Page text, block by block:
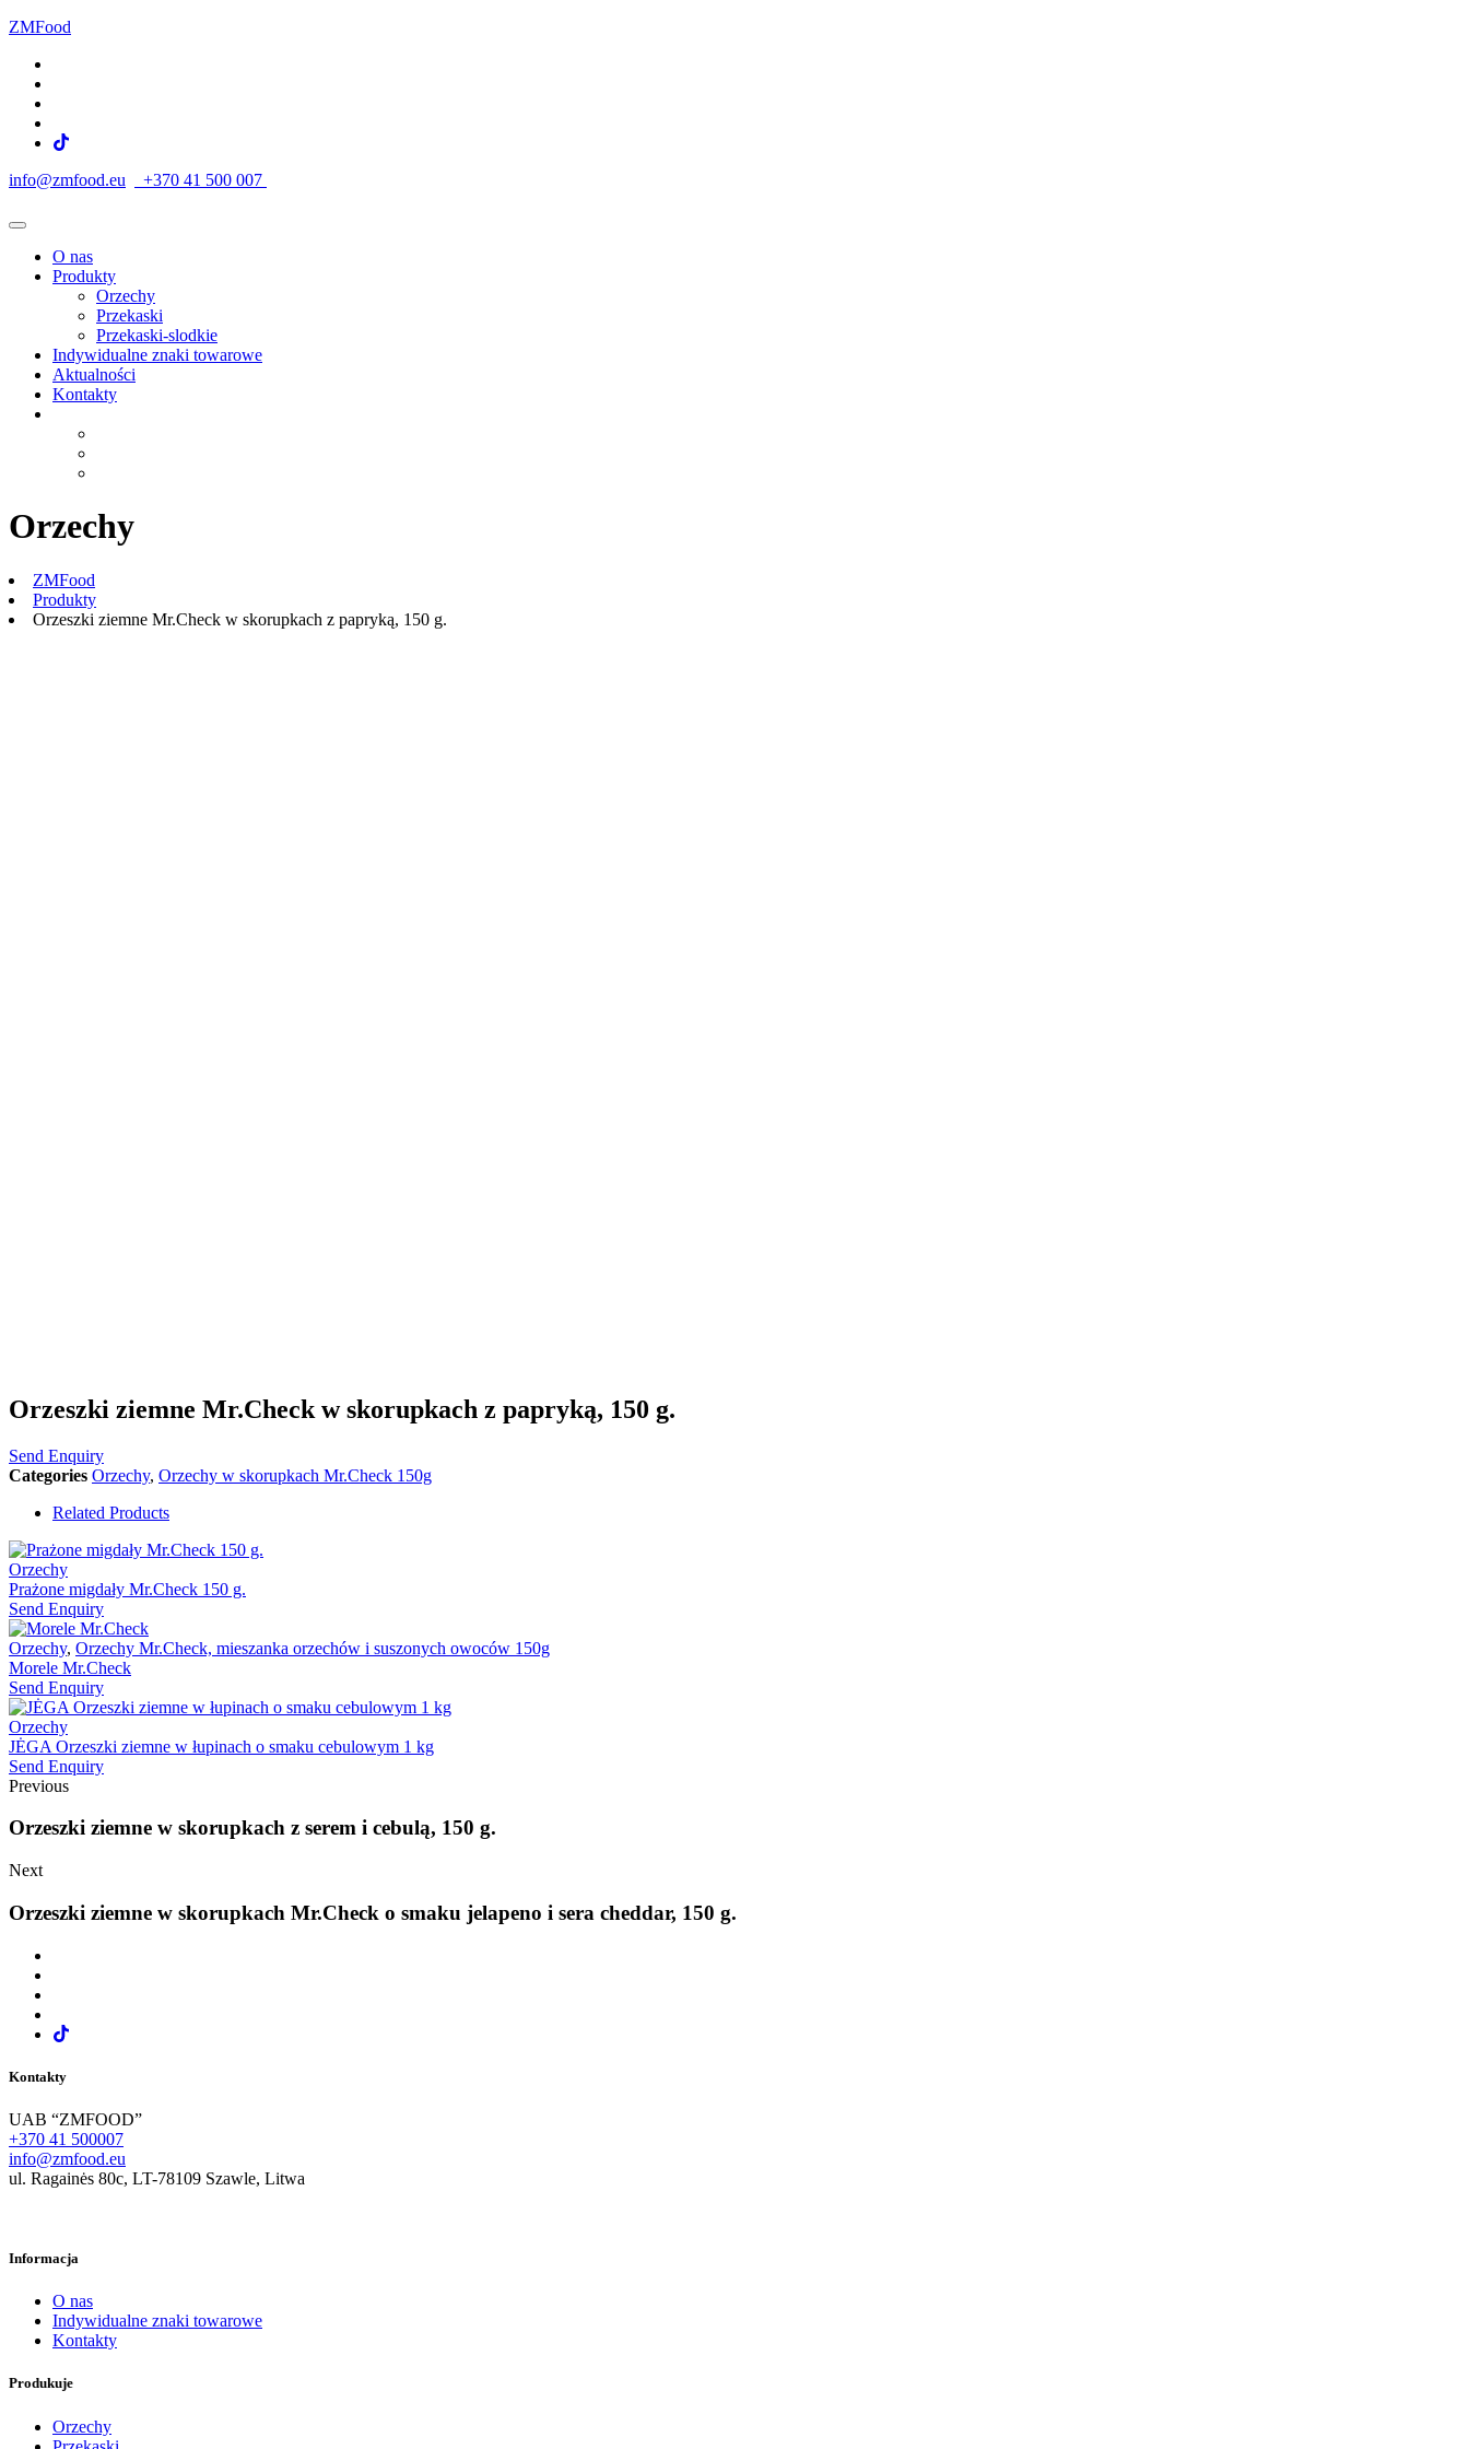
ZMFood
info@zmfood.eu +370 41 500 007
O nas
Produkty
Orzechy
Przekaski
Przekaski-slodkie
Indywidualne znaki towarowe
Aktualności
Kontakty
Orzechy
ZMFood
Produkty
Orzeszki ziemne Mr.Check w skorupkach z papryką, 150 g.
Orzeszki ziemne Mr.Check w skorupkach z papryką, 150 g.
Send Enquiry
Categories Orzechy, Orzechy w skorupkach Mr.Check 150g
Related Products
Orzechy
Prażone migdały Mr.Check 150 g.
Send Enquiry
Orzechy, Orzechy Mr.Check, mieszanka orzechów i suszonych owoców 150g
Morele Mr.Check
Send Enquiry
Orzechy
JĖGA Orzeszki ziemne w łupinach o smaku cebulowym 1 kg
Send Enquiry
Previous
Orzeszki ziemne w skorupkach z serem i cebulą, 150 g.
Next
Orzeszki ziemne w skorupkach Mr.Check o smaku jelapeno i sera cheddar, 150 g.
Kontakty
UAB “ZMFOOD”
+370 41 500007
info@zmfood.eu
ul. Ragainės 80c, LT-78109 Szawle, Litwa
Informacja
O nas
Indywidualne znaki towarowe
Kontakty
Produkuje
Orzechy